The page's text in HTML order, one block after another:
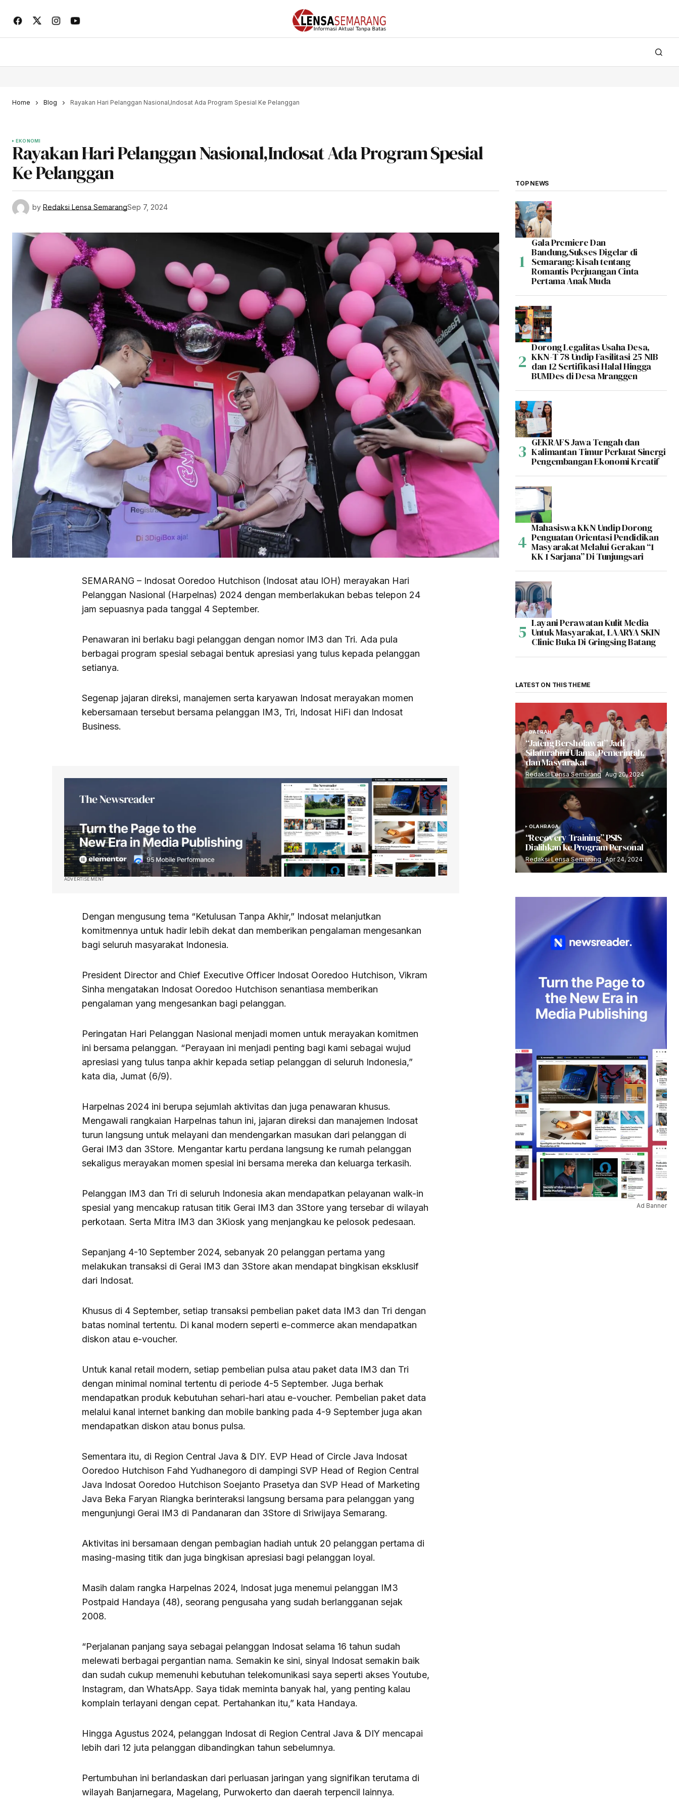
Home Blog Rayakan Hari Pelanggan Nasional,Indosat Ada Program Spesial Ke Pelanggan
EKONOMI
Rayakan Hari Pelanggan Nasional,Indosat Ada Program Spesial
Ke Pelanggan
by Redaksi Lensa SemarangSep 7, 2024
SEMARANG – Indosat Ooredoo Hutchison (Indosat atau IOH) merayakan Hari
Pelanggan Nasional (Harpelnas) 2024 dengan memberlakukan bebas telepon 24
jam sepuasnya pada tanggal 4 September.
Penawaran ini berlaku bagi pelanggan dengan nomor IM3 dan Tri. Ada pula
berbagai program spesial sebagai bentuk apresiasi yang tulus kepada pelanggan
setianya.
Segenap jajaran direksi, manajemen serta karyawan Indosat merayakan momen
kebersamaan tersebut bersama pelanggan IM3, Tri, Indosat HiFi dan Indosat
Business.
ADVERTISEMENT
Dengan mengusung tema “Ketulusan Tanpa Akhir,” Indosat melanjutkan
komitmennya untuk hadir lebih dekat dan memberikan pengalaman mengesankan
bagi seluruh masyarakat Indonesia.
President Director and Chief Executive Officer Indosat Ooredoo Hutchison, Vikram
Sinha mengatakan Indosat Ooredoo Hutchison senantiasa memberikan
pengalaman yang mengesankan bagi pelanggan.
Peringatan Hari Pelanggan Nasional menjadi momen untuk merayakan komitmen
ini bersama pelanggan. “Perayaan ini menjadi penting bagi kami sebagai wujud
apresiasi yang tulus tanpa akhir kepada setiap pelanggan di seluruh Indonesia,”
kata dia, Jumat (6/9).
Harpelnas 2024 ini berupa sejumlah aktivitas dan juga penawaran khusus.
Mengawali rangkaian Harpelnas tahun ini, jajaran direksi dan manajemen Indosat
turun langsung untuk melayani dan mendengarkan masukan dari pelanggan di
Gerai IM3 dan 3Store. Mengantar kartu perdana langsung ke rumah pelanggan
sekaligus merayakan momen spesial ini bersama mereka dan keluarga terkasih.
Pelanggan IM3 dan Tri di seluruh Indonesia akan mendapatkan pelayanan walk-in
spesial yang mencakup ratusan titik Gerai IM3 dan 3Store yang tersebar di wilayah
perkotaan. Serta Mitra IM3 dan 3Kiosk yang menjangkau ke pelosok pedesaan.
Sepanjang 4-10 September 2024, sebanyak 20 pelanggan pertama yang
melakukan transaksi di Gerai IM3 dan 3Store akan mendapat bingkisan eksklusif
dari Indosat.
Khusus di 4 September, setiap transaksi pembelian paket data IM3 dan Tri dengan
batas nominal tertentu. Di kanal modern seperti e-commerce akan mendapatkan
diskon atau e-voucher.
Untuk kanal retail modern, setiap pembelian pulsa atau paket data IM3 dan Tri
dengan minimal nominal tertentu di periode 4-5 September. Juga berhak
mendapatkan produk kebutuhan sehari-hari atau e-voucher. Pembelian paket data
melalui kanal internet banking dan mobile banking pada 4-9 September juga akan
mendapatkan diskon atau bonus pulsa.
Sementara itu, di Region Central Java & DIY. EVP Head of Circle Java Indosat
Ooredoo Hutchison Fahd Yudhanegoro di dampingi SVP Head of Region Central
Java Indosat Ooredoo Hutchison Soejanto Prasetya dan SVP Head of Marketing
Java Beka Faryan Riangka berinteraksi langsung bersama para pelanggan yang
mengunjungi Gerai IM3 di Pandanaran dan 3Store di Sriwijaya Semarang.
Aktivitas ini bersamaan dengan pembagian hadiah untuk 20 pelanggan pertama di
masing-masing titik dan juga bingkisan apresiasi bagi pelanggan loyal.
Masih dalam rangka Harpelnas 2024, Indosat juga menemui pelanggan IM3
Postpaid Handaya (48), seorang pengusaha yang sudah berlangganan sejak
2008.
“Perjalanan panjang saya sebagai pelanggan Indosat selama 16 tahun sudah
melewati berbagai pergantian nama. Semakin ke sini, sinyal Indosat semakin baik
dan sudah cukup memenuhi kebutuhan telekomunikasi saya seperti akses Youtube,
Instagram, dan WhatsApp. Saya tidak meminta banyak hal, yang penting kalau
komplain terlayani dengan cepat. Pertahankan itu,” kata Handaya.
Hingga Agustus 2024, pelanggan Indosat di Region Central Java & DIY mencapai
lebih dari 12 juta pelanggan dibandingkan tahun sebelumnya.
Pertumbuhan ini berlandaskan dari perluasan jaringan yang signifikan terutama di
wilayah Banjarnegara, Magelang, Purwokerto dan daerah terpencil lainnya.
TOP NEWS
Gala Premiere Dan
Bandung,Sukses Digelar di
Semarang: Kisah tentang
Romantis Perjuangan Cinta
Pertama Anak Muda
Dorong Legalitas Usaha Desa,
KKN-T 78 Undip Fasilitasi 25 NIB
dan 12 Sertifikasi Halal Hingga
BUMDes di Desa Mranggen
GEKRAFS Jawa Tengah dan
Kalimantan Timur Perkuat Sinergi
Pengembangan Ekonomi Kreatif
Mahasiswa KKN Undip Dorong
Penguatan Orientasi Pendidikan
Masyarakat Melalui Gerakan “1
KK 1 Sarjana” Di Tunjungsari
Layani Perawatan Kulit Media
Untuk Masyarakat, LAARYA SKIN
Clinic Buka Di Gringsing Batang
LATEST ON THIS THEME
DAERAH
“Jateng Bersholawat” Jadi
Silaturahmi Ulama, Pemerintah,
dan Masyarakat
Redaksi Lensa Semarang Aug 20, 2024
OLAHRAGA
“Recovery Training” PSIS
Dialihkan ke Program Personal
Redaksi Lensa Semarang Apr 24, 2024
Ad Banner